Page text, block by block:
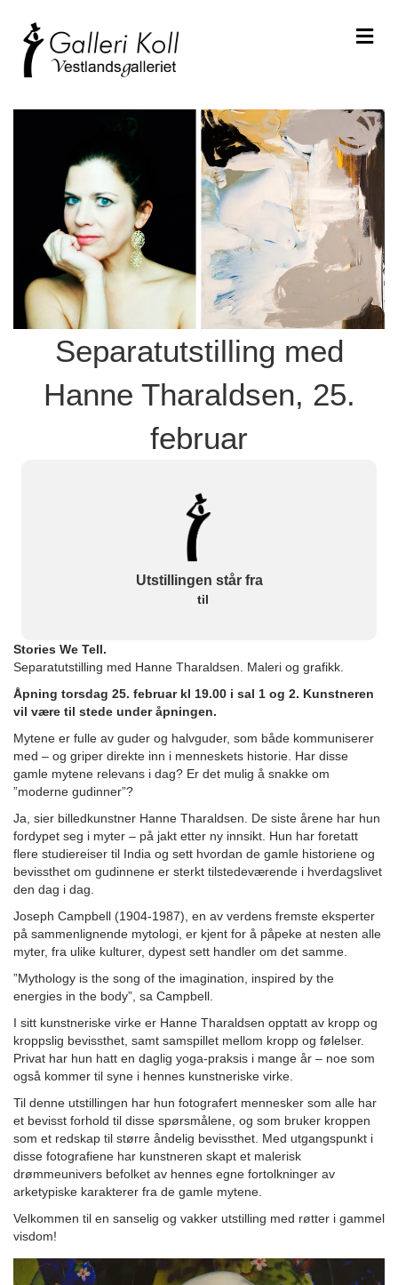
Separatutstilling med
Hanne Tharaldsen, 25.
februar
Utstillingen står fra
til
Stories We Tell.
Separatutstilling med Hanne Tharaldsen. Maleri og grafikk.
Åpning torsdag 25. februar kl 19.00 i sal 1 og 2. Kunstneren
vil være til stede under åpningen.
Mytene er fulle av guder og halvguder, som både kommuniserer
med – og griper direkte inn i menneskets historie. Har disse
gamle mytene relevans i dag? Er det mulig å snakke om
”moderne gudinner”?
Ja, sier billedkunstner Hanne Tharaldsen. De siste årene har hun
fordypet seg i myter – på jakt etter ny innsikt. Hun har foretatt
flere studiereiser til India og sett hvordan de gamle historiene og
bevissthet om gudinnene er sterkt tilstedeværende i hverdagslivet
den dag i dag.
Joseph Campbell (1904-1987), en av verdens fremste eksperter
på sammenlignende mytologi, er kjent for å påpeke at nesten alle
myter, fra ulike kulturer, dypest sett handler om det samme.
”Mythology is the song of the imagination, inspired by the
energies in the body”, sa Campbell.
I sitt kunstneriske virke er Hanne Tharaldsen opptatt av kropp og
kroppslig bevissthet, samt samspillet mellom kropp og følelser.
Privat har hun hatt en daglig yoga-praksis i mange år – noe som
også kommer til syne i hennes kunstneriske virke.
Til denne utstillingen har hun fotografert mennesker som alle har
et bevisst forhold til disse spørsmålene, og som bruker kroppen
som et redskap til større åndelig bevissthet. Med utgangspunkt i
disse fotografiene har kunstneren skapt et malerisk
drømmeunivers befolket av hennes egne fortolkninger av
arketypiske karakterer fra de gamle mytene.
Velkommen til en sanselig og vakker utstilling med røtter i gammel
visdom!